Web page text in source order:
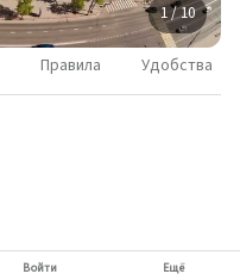
1 / 10
Правила Удобства
Войти Ещё